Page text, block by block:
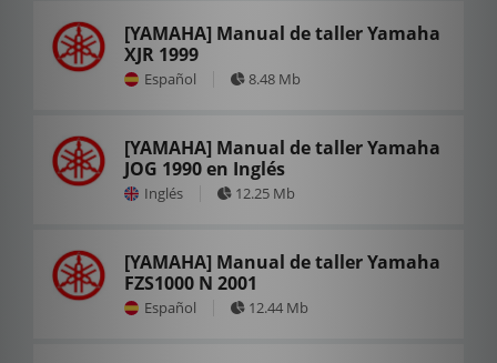
[YAMAHA] Manual de taller Yamaha
XJR 1999
Español 8.48 Mb
[YAMAHA] Manual de taller Yamaha
JOG 1990 en Inglés
Inglés 12.25 Mb
[YAMAHA] Manual de taller Yamaha
FZS1000 N 2001
Español 12.44 Mb